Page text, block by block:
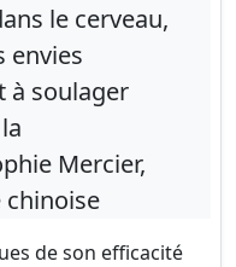
le cerveau,
envies
à soulager
Mercier,
chinoise
de son efficacité